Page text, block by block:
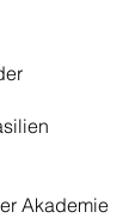
Akademie